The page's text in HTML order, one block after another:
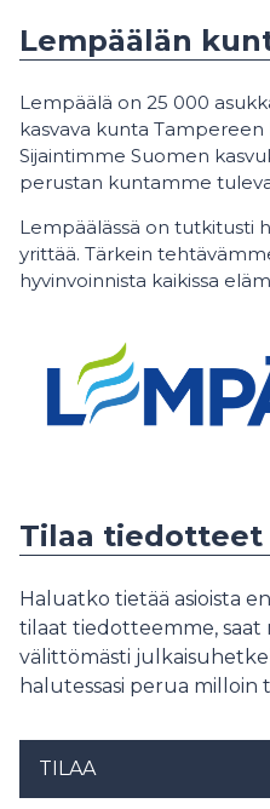
Lempäälän
Lempäälä on 25 000
kasvava kunta
Sijaintimme Suomen
perustan kuntamme
Lempäälässä on tutkitusti
yrittää. Tärkein
hyvinvoinnista kaikissa
Tilaa tiedotteet
Haluatko tietää asioista
tilaat tiedotteemme, saat
välittömästi
halutessasi perua milloin
TILAA